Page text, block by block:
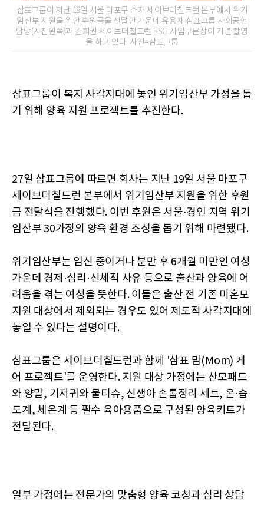
삼표그룹이 지난 19일 서울 마포구 소재 세이브더칠드런 본부에서 위기
임산부 지원을 위한 후원금을 전달한 가운데 유용재 삼표그룹 사회공헌
담당(사진왼쪽)과 김희권 세이브더칠드런 ESG 사업부문장이 기념 촬영
을 하고 있다. 사진=삼표그룹
삼표그룹이 복지 사각지대에 놓인 위기임산부 가정을 돕
기 위해 양육 지원 프로젝트를 추진한다.
27일 삼표그룹에 따르면 회사는 지난 19일 서울 마포구
세이브더칠드런 본부에서 위기임산부 지원을 위한 후원
금 전달식을 진행했다. 이번 후원은 서울·경인 지역 위기
임산부 30가정의 양육 환경 조성을 돕기 위해 마련됐다.
위기임산부는 임신 중이거나 분만 후 6개월 미만인 여성
가운데 경제·심리·신체적 사유 등으로 출산과 양육에 어
려움을 겪는 여성을 뜻한다. 이들은 출산 전 기존 미혼모
지원 대상에서 제외되는 경우도 있어 제도적 사각지대에
놓일 수 있다는 설명이다.
삼표그룹은 세이브더칠드런과 함께 '삼표 맘(Mom) 케
어 프로젝트'를 운영한다. 지원 대상 가정에는 산모패드
와 양말, 기저귀와 물티슈, 신생아 손톱정리 세트, 온·습
도계, 체온계 등 필수 육아용품으로 구성된 양육키트가
전달된다.
일부 가정에는 전문가의 맞춤형 양육 코칭과 심리 상담